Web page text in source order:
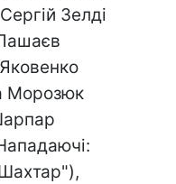
Зелді
Морозюк